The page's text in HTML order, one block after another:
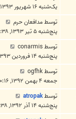
یک‌شنبه ۱۶ شهریور ۱۳۹۳, ۲:۲۵ ب.ظ
توسطمدافعان حرم
پنج‌شنبه ۵ تیر ۱۳۹۳, ۱۰:۳۸ ب.ظ
توسطconarmis
پنج‌شنبه ۱۴ فروردین ۱۳۹۳, ۱۲:۴۶ ق.ظ
توسطogfhk
جمعه ۴ بهمن ۱۳۹۲, ۱۰:۱۶ ق.ظ
توسطatropak
پنج‌شنبه ۱۴ آذر ۱۳۹۲, ۱۲:۳۸ ق.ظ